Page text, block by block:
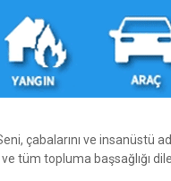
çabalarını ve insanüstü
tüm topluma başsağlığı